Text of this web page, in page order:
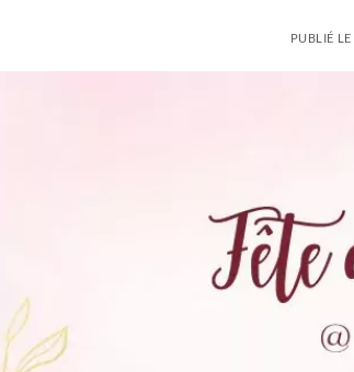
PUBLIÉ LE